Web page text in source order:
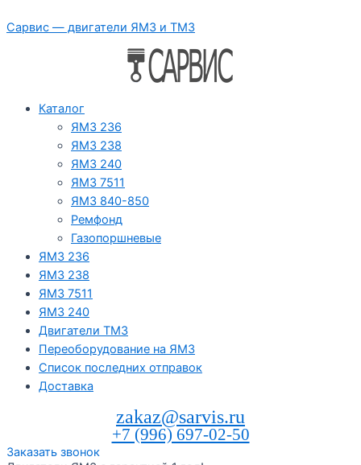
к
Сарвис — двигатели ЯМЗ и ТМЗ
Каталог
ЯМЗ 236
ЯМЗ 238
ЯМЗ 240
ЯМЗ 7511
ЯМЗ 840-850
Ремфонд
Газопоршневые
ЯМЗ 236
ЯМЗ 238
ЯМЗ 7511
ЯМЗ 240
Двигатели ТМЗ
Переоборудование на ЯМЗ
Список последних отправок
Доставка
zakaz@sarvis.ru
+7 (996) 697-02-50
Заказать звонок